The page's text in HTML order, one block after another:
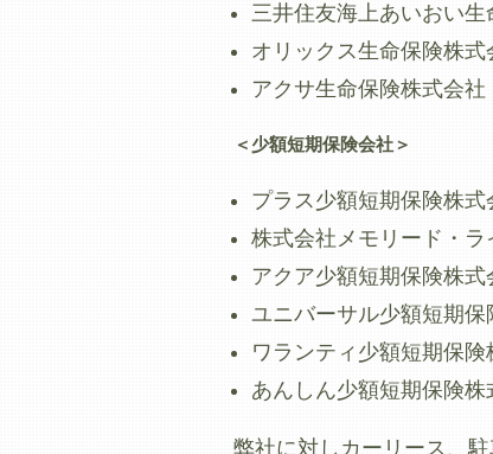
三井住友海上あいおい
オリックス生命保険株
アクサ生命保険株式会
＜少額短期保険会社＞
プラス少額短期保険株
株式会社メモリード・
アクア少額短期保険株
ユニバーサル少額短期
ワランティ少額短期保
あんしん少額短期保険
弊社に対しカーリース、